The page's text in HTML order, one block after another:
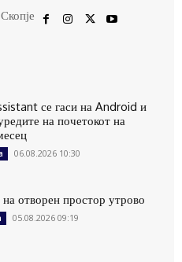
се гаси на Android и
на почетокот на
06.08.2026 10:30
отворен простор утрово
05.08.2026 09:19